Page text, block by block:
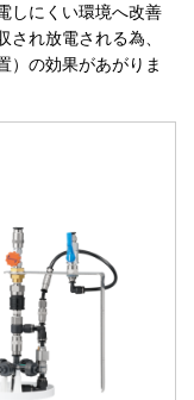
しにくい環境へ改善
され放電される為、
）の効果があがりま